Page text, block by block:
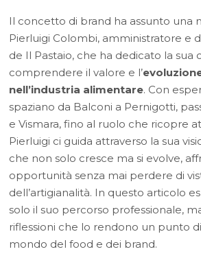
Il concetto di brand ha assunto una
Pierluigi Colombi, amministratore e
de Il Pastaio, che ha dedicato la sua
comprendere il valore e l’
nell’industria alimentare. Con
spaziano da Balconi a Pernigotti,
e Vismara, fino al ruolo che ricopre
Pierluigi ci guida attraverso la sua
che non solo cresce ma si evolve,
opportunità senza mai perdere di
dell’artigianalità. In questo articolo
solo il suo percorso professionale,
riflessioni che lo rendono un punto
mondo del food e dei brand.